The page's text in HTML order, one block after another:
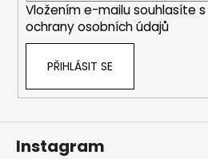
Vložením e-mailu souhlasíte s
ochrany osobních údajů
PŘIHLÁSIT SE
Instagram